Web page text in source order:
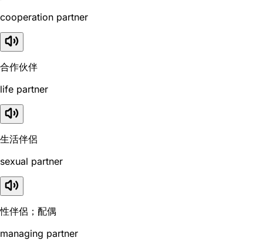
cooperation partner
合作伙伴
life partner
生活伴侶
sexual partner
性伴侶；配偶
managing partner